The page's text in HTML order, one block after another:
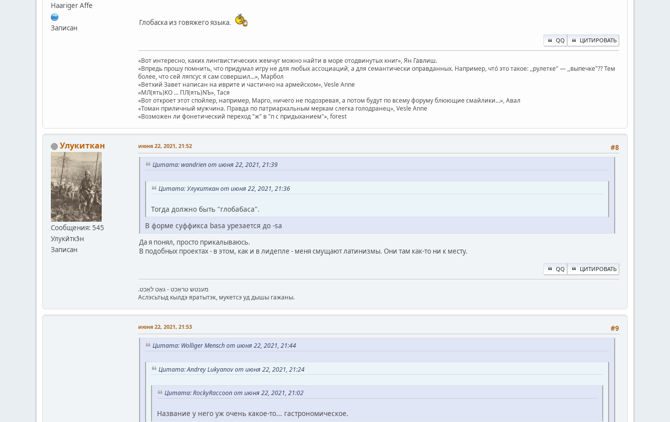
Haariger Affe
Записан
Глобаска из говяжего языка.
QQ ЦИТИРОВАТЬ
«Вот интересно, каких лингвистических жемчуг можно найти в море отодвинутых книг», Ян Гавлиш.
«Впредь прошу помнить, что придумал игру не для любых ассоциаций, а для семантически оправданных. Например, чтó это такое: ,,рулетке" — ,,выпечке"?? Тем
более, что сей ляпсус я сам совершил...», Марбол
«Ветхий Завет написан на иврите и частично на армейском», Vesle Anne
«МЛ(ять)КО ... ПЛ(ять)NЪ», Тася
«Вот откроет этот спойлер, например, Марго, ничего не подозревая, а потом будут по всему форуму блюющие смайлики...», Авал
«Томан приличный мужчина. Правда по патриархальным меркам слегка голодранец», Vesle Anne
«Возможен ли фонетический переход "ж" в "п с придыханием"», forest
Улукиткан
Сообщения: 545
Улукӣткэ̄н
Записан
#8
июня 22, 2021, 21:52
Цитата: wandrien от июня 22, 2021, 21:39
Цитата: Улукиткан от июня 22, 2021, 21:36
Тогда должно быть "глобабаса".
В форме суффикса basa урезается до -sa
Да я понял, просто прикалываюсь.
В подобных проектах - в этом, как и в лидепле - меня смущают латинизмы. Они там как-то ни к месту.
QQ ЦИТИРОВАТЬ
.מענטש טראַכט - גאָט לאַכט
Аслэсьтыд кылдэ яратытэк, мукетсэ уд дышы гажаны.
#9
июня 22, 2021, 21:53
Цитата: Wolliger Mensch от июня 22, 2021, 21:44
Цитата: Andrey Lukyanov от июня 22, 2021, 21:24
Цитата: RockyRaccoon от июня 22, 2021, 21:02
Название у него уж очень какое-то... гастрономическое.